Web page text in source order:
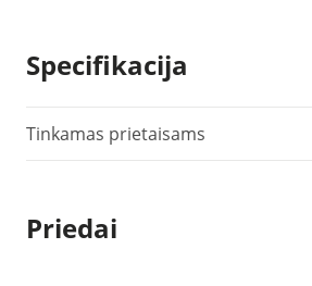
dėklas
nešiojimui,
T198484
Specifikacija
Tinkamas prietaisams
Priedai